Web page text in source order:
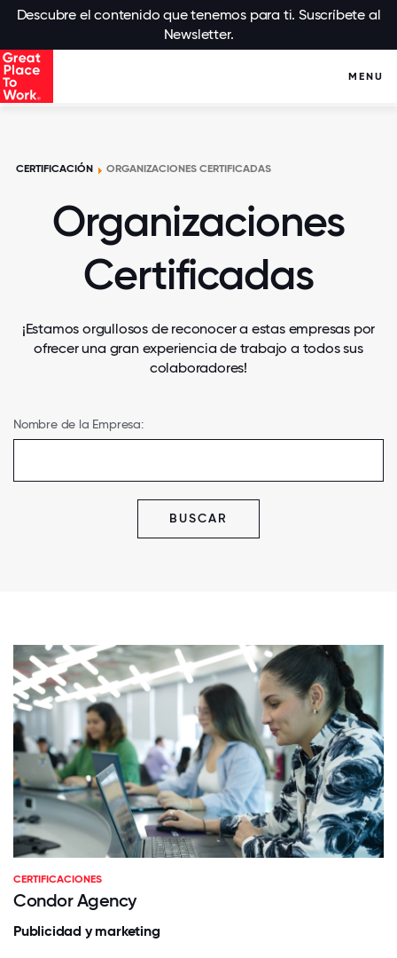
Descubre el contenido que tenemos para ti. Suscríbete al
Newsletter.
MENU
CERTIFICACIÓN ORGANIZACIONES CERTIFICADAS
Organizaciones
Certificadas
¡Estamos orgullosos de reconocer a estas empresas por
ofrecer una gran experiencia de trabajo a todos sus
colaboradores!
Nombre de la Empresa:
BUSCAR
CERTIFICACIONES
Condor Agency
Publicidad y marketing